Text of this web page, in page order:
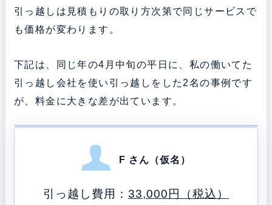
引っ越しは見積もりの取り方次第で同じサービスで
も価格が変わります。
下記は、同じ年の4月中旬の平日に、私の働いてた
引っ越し会社を使い引っ越しをした2名の事例です
が、料金に大きな差が出ています。
F さん（仮名）
引っ越し費用： 33,000円（税込）